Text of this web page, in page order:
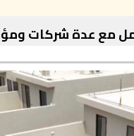
مع عدة شركات